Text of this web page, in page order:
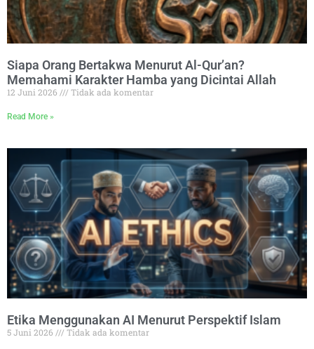
Siapa Orang Bertakwa Menurut Al-Qur’an?
Memahami Karakter Hamba yang Dicintai Allah
12 Juni 2026 Tidak ada komentar
Read More »
Etika Menggunakan AI Menurut Perspektif Islam
5 Juni 2026 Tidak ada komentar